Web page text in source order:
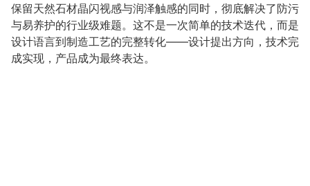
保留天然石材晶闪视感与润泽触感的同时，彻底解决了防污
与易养护的行业级难题。这不是一次简单的技术迭代，而是
设计语言到制造工艺的完整转化——设计提出方向，技术完
成实现，产品成为最终表达。